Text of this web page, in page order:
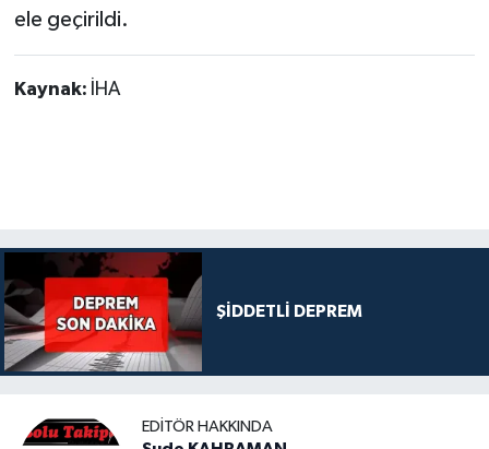
ele geçirildi.
Kaynak: İHA
ŞİDDETLİ DEPREM
EDITÖR HAKKINDA